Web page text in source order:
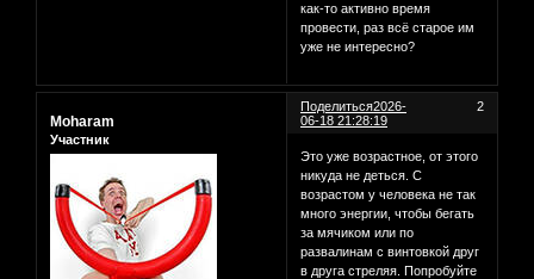
как-то активно время
провести, раз всё старое им
уже не интересно?
Поделиться 2
2026-
06-18 21:28:19
Moharam
Участник
Это уже возрастное, от этого
никуда не деться. С
возрастом у человека не так
много энергии, чтобы бегать
за мячиком или по
развалинам с винтовкой друг
в друга стреляя. Попробуйте